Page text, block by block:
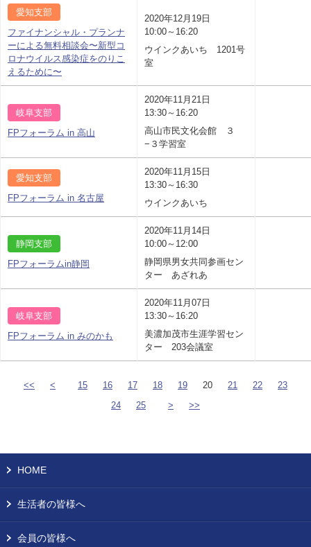
愛知支部
ファイナンシャル・プランナ
ーによる無料相談会〜新型コ
ロナウイルス感染症をのりこ
えるために〜
2020年12月19日
10:00～16:20
ウインクあいち 1201号
室
岐阜支部
FPフォーラム in 高山
2020年11月21日
13:30～16:20
高山市民文化会館 ３
−３学習室
愛知支部
FPフォーラム in 名古屋
2020年11月15日
13:30～16:30
ウインクあいち
静岡支部
FPフォーラムin静岡
2020年11月14日
10:00～12:00
静岡県男女共同参画セン
ター あざれあ
岐阜支部
FPフォーラム in みのかも
2020年11月07日
13:30～16:20
美濃加茂市生涯学習セン
ター 203会議室
<< < 15 16 17 18 19 20 21 22
23
24
25 > >>
HOME
生活者の皆様へ
会員の皆様へ